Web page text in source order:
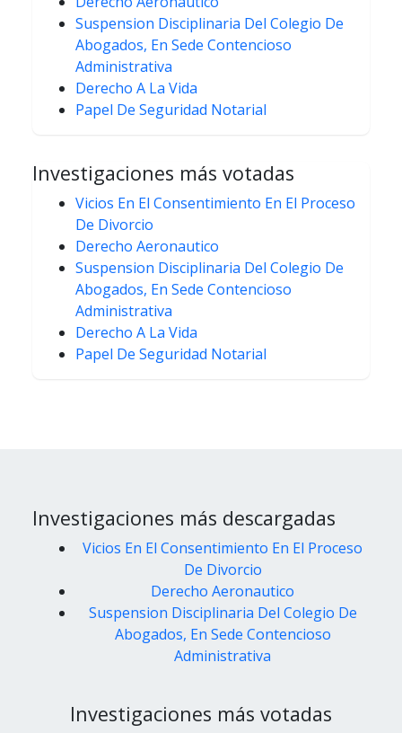
Suspension Disciplinaria Del Colegio De
Abogados, En Sede Contencioso
Administrativa
Derecho A La Vida
Papel De Seguridad Notarial
Investigaciones más votadas
Vicios En El Consentimiento En El Proceso
De Divorcio
Derecho Aeronautico
Suspension Disciplinaria Del Colegio De
Abogados, En Sede Contencioso
Administrativa
Derecho A La Vida
Papel De Seguridad Notarial
Investigaciones más descargadas
Vicios En El Consentimiento En El Proceso
De Divorcio
Derecho Aeronautico
Suspension Disciplinaria Del Colegio De
Abogados, En Sede Contencioso
Administrativa
Investigaciones más votadas